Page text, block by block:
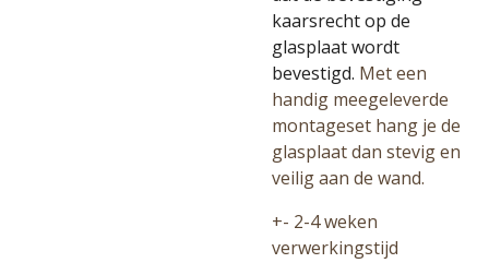
kaarsrecht op de
glasplaat wordt
bevestigd. Met een
handig meegeleverde
montageset hang je de
glasplaat dan stevig en
veilig aan de wand.
+- 2-4 weken
verwerkingstijd